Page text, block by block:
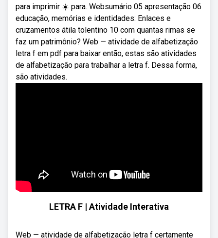
para imprimir ☀️ para. Websumário 05 apresentação 06
educação, memórias e identidades: Enlaces e
cruzamentos átila tolentino 10 com quantas rimas se
faz um patrimônio? Web — atividade de alfabetização
letra f em pdf para baixar então, estas são atividades
de alfabetização para trabalhar a letra f. Dessa forma,
são atividades.
LETRA F | Atividade Interativa
Web — atividade de alfabetização letra f certamente